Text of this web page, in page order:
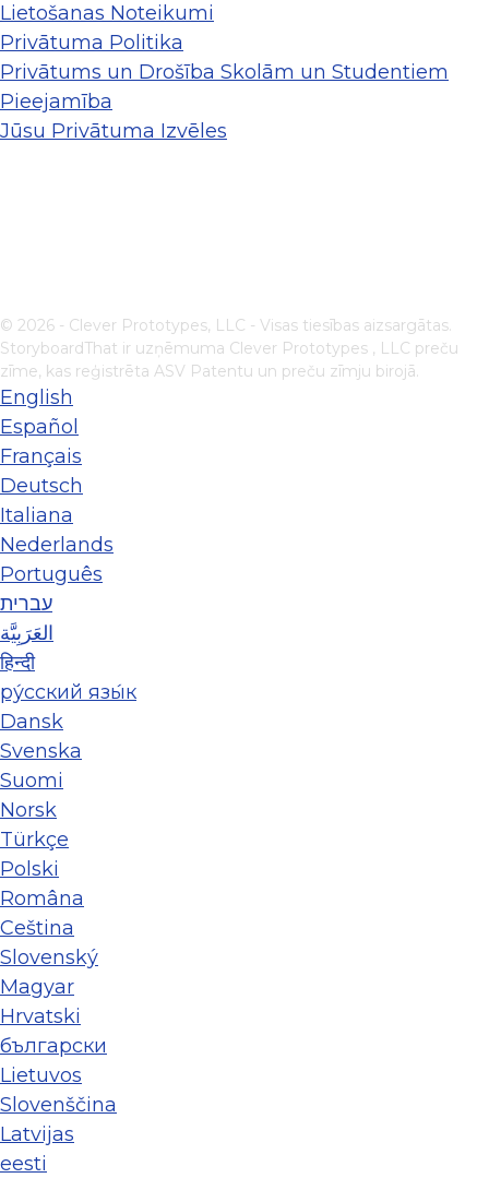
Lietošanas Noteikumi
Privātuma Politika
Privātums un Drošība Skolām un Studentiem
Pieejamība
Jūsu Privātuma Izvēles
© 2026 - Clever Prototypes, LLC - Visas tiesības aizsargātas.
StoryboardThat ir uzņēmuma Clever Prototypes , LLC preču
zīme, kas reģistrēta ASV Patentu un preču zīmju birojā.
English
Español
Français
Deutsch
Italiana
Nederlands
Português
עברית
العَرَبِيَّة
हिन्दी
ру́сский язы́к
Dansk
Svenska
Suomi
Norsk
Türkçe
Polski
Româna
Ceština
Slovenský
Magyar
Hrvatski
български
Lietuvos
Slovenščina
Latvijas
eesti